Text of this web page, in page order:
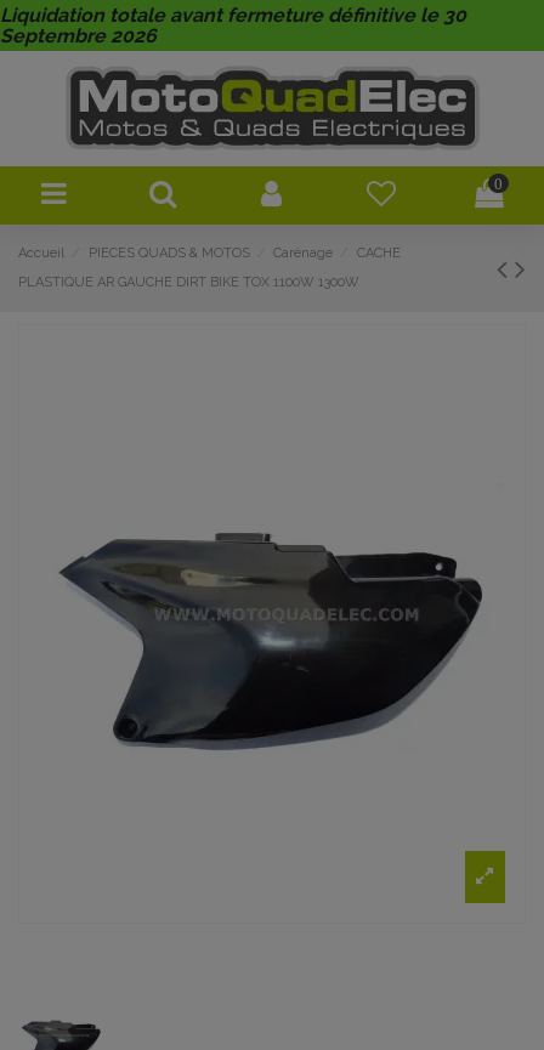
Liquidation totale avant fermeture définitive le 30
Septembre 2026
0
Accueil PIECES QUADS & MOTOS Carénage
CACHE
PLASTIQUE AR GAUCHE DIRT BIKE TOX 1100W 1300W